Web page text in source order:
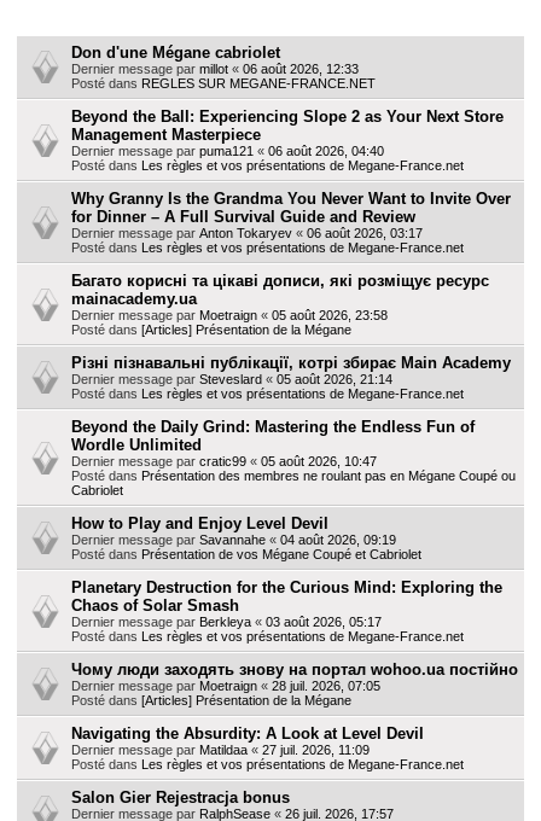
Don d'une Mégane cabriolet
Dernier message par millot « 06 août 2026, 12:33
Posté dans REGLES SUR MEGANE-FRANCE.NET
Beyond the Ball: Experiencing Slope 2 as Your Next Store
Management Masterpiece
Dernier message par puma121 « 06 août 2026, 04:40
Posté dans Les règles et vos présentations de Megane-France.net
Why Granny Is the Grandma You Never Want to Invite Over
for Dinner – A Full Survival Guide and Review
Dernier message par Anton Tokaryev « 06 août 2026, 03:17
Posté dans Les règles et vos présentations de Megane-France.net
Багато корисні та цікаві дописи, які розміщує ресурс
mainacademy.ua
Dernier message par Moetraign « 05 août 2026, 23:58
Posté dans [Articles] Présentation de la Mégane
Різні пізнавальні публікації, котрі збирає Main Academy
Dernier message par Steveslard « 05 août 2026, 21:14
Posté dans Les règles et vos présentations de Megane-France.net
Beyond the Daily Grind: Mastering the Endless Fun of
Wordle Unlimited
Dernier message par cratic99 « 05 août 2026, 10:47
Posté dans Présentation des membres ne roulant pas en Mégane Coupé ou
Cabriolet
How to Play and Enjoy Level Devil
Dernier message par Savannahe « 04 août 2026, 09:19
Posté dans Présentation de vos Mégane Coupé et Cabriolet
Planetary Destruction for the Curious Mind: Exploring the
Chaos of Solar Smash
Dernier message par Berkleya « 03 août 2026, 05:17
Posté dans Les règles et vos présentations de Megane-France.net
Чому люди заходять знову на портал wohoo.ua постійно
Dernier message par Moetraign « 28 juil. 2026, 07:05
Posté dans [Articles] Présentation de la Mégane
Navigating the Absurdity: A Look at Level Devil
Dernier message par Matildaa « 27 juil. 2026, 11:09
Posté dans Les règles et vos présentations de Megane-France.net
Salon Gier Rejestracja bonus
Dernier message par RalphSease « 26 juil. 2026, 17:57